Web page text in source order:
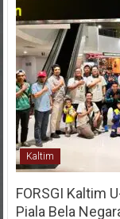
Kaltim
FORSGI Kaltim
Piala Bela
Program